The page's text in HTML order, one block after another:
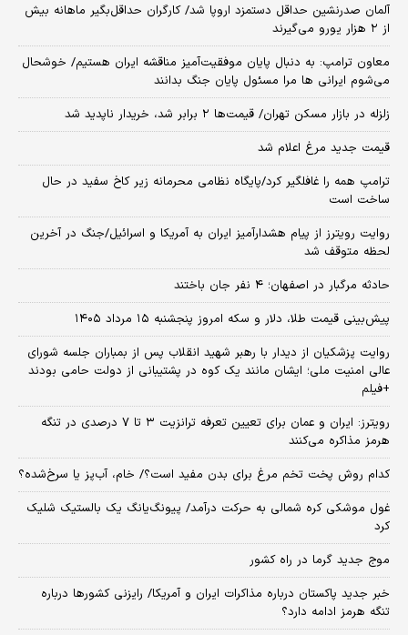
آلمان صدرنشین حداقل دستمزد اروپا شد/ کارگران حداقل‌بگیر ماهانه بیش
از ۲ هزار یورو می‌گیرند
معاون ترامپ: به دنبال پایان موفقیت‌آمیز مناقشه ایران هستیم/ خوشحال
می‌شوم ایرانی ها مرا مسئول پایان جنگ بدانند
زلزله در بازار مسکن تهران/ قیمت‌ها ۲ برابر شد، خریدار ناپدید شد
قیمت جدید مرغ اعلام شد
ترامپ همه را غافلگیر کرد/پایگاه نظامی محرمانه زیر کاخ سفید در حال
ساخت است
روایت رویترز از پیام هشدارآمیز ایران به آمریکا و اسرائیل/جنگ در آخرین
لحظه متوقف شد
حادثه مرگبار در اصفهان؛ ۴ نفر جان باختند
پیش‌بینی قیمت طلا، دلار و سکه امروز پنجشنبه ۱۵ مرداد ۱۴۰۵
روایت پزشکیان از دیدار با رهبر شهید انقلاب پس از بمباران جلسه شورای
عالی امنیت ملی؛ ایشان مانند یک کوه در پشتیبانی از دولت حامی بودند
+فیلم
رویترز: ایران و عمان برای تعیین تعرفه ترانزیت ۳ تا ۷ درصدی در تنگه
هرمز مذاکره می‌کنند
کدام روش پخت تخم مرغ برای بدن مفید است؟/ خام، آب‌پز یا سرخ‌شده؟
غول موشکی کره شمالی به حرکت درآمد/ پیونگ‌یانگ یک بالستیک شلیک
کرد
موج جدید گرما در راه کشور
خبر جدید پاکستان درباره مذاکرات ایران و آمریکا/ رایزنی کشورها درباره
تنگه هرمز ادامه دارد؟